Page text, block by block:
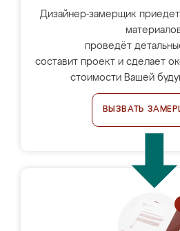
Дизайнер-замерщик
проведёт
составит проект и сделает
стоимости Вашей
ВЫЗВАТЬ